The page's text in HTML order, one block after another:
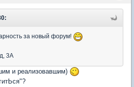
за новый форум!
3А
и реализовавшим)